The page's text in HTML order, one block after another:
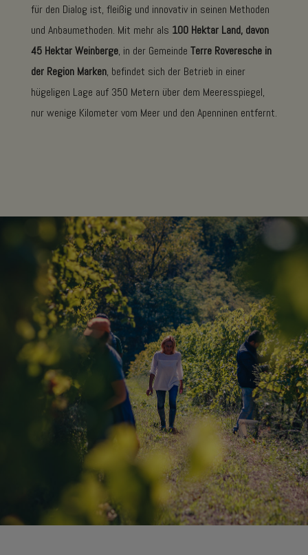
für den Dialog ist, fleißig und innovativ in seinen Methoden
und Anbaumethoden. Mit mehr als 100 Hektar Land, davon
45 Hektar Weinberge, in der Gemeinde Terre Roveresche in
der Region Marken, befindet sich der Betrieb in einer
hügeligen Lage auf 350 Metern über dem Meeresspiegel,
nur wenige Kilometer vom Meer und den Apenninen entfernt.